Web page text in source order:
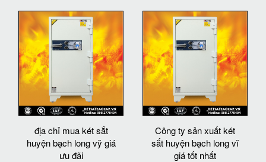
địa chỉ mua két sắt
huyện bạch long vỹ giá
ưu đãi
Công ty sản xuất két
sắt huyện bạch long vĩ
giá tốt nhất